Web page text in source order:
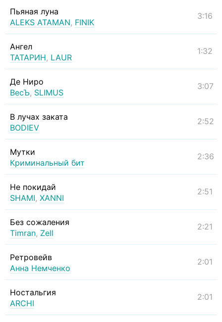
Пьяная луна
ALEKS ATAMAN, FINIK
3:16
Ангел
ТАТАРИН, LAUR
1:32
Де Ниро
ВесЪ, SLIMUS
3:07
В лучах заката
BODIEV
2:52
Мутки
Криминальный бит
2:36
Не покидай
SHAMI, XANNI
2:51
Без сожаления
Timran, Zell
2:21
Ретровейв
Анна Немченко
2:01
Ностальгия
ARCHI
2:01